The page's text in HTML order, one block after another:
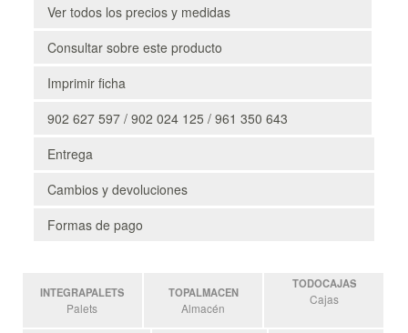
Ver todos los precios y medidas
Consultar sobre este producto
Imprimir ficha
902 627 597 / 902 024 125 / 961 350 643
Entrega
Cambios y devoluciones
Formas de pago
INTEGRAPALETS
Palets
TOPALMACEN
Almacén
TODOCAJAS
Cajas